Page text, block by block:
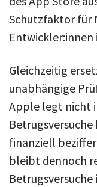
Schutzfaktor für
Entwickler:innen
Gleichzeitig
unabhängige
Apple legt nicht
finanziell
bleibt dennoch